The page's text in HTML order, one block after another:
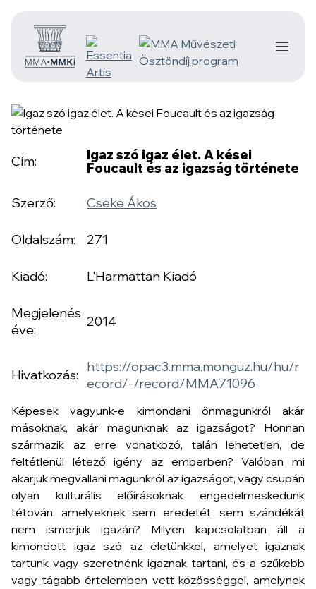
Cím:
Igaz szó igaz élet. A kései
Foucault és az igazság története
Szerző: Cseke Ákos
Oldalszám: 271
Kiadó: L'Harmattan Kiadó
Megjelenés
éve:
2014
Hivatkozás:
https://opac3.mma.monguz.hu/hu/r
ecord/-/record/MMA71096
Képesek vagyunk-e kimondani önmagunkról akár
másoknak, akár magunknak az igazságot? Honnan
származik az erre vonatkozó, talán lehetetlen, de
feltétlenül létező igény az emberben? Valóban mi
akarjuk megvallani magunkról az igazságot, vagy csupán
olyan kulturális előírásoknak engedelmeskedünk
tétován, amelyeknek sem eredetét, sem szándékát
nem ismerjük igazán? Milyen kapcsolatban áll a
kimondott igaz szó az életünkkel, amelyet igaznak
tartunk vagy szeretnénk igaznak tartani, és a szűkebb
vagy tágabb értelemben vett közösséggel, amelynek